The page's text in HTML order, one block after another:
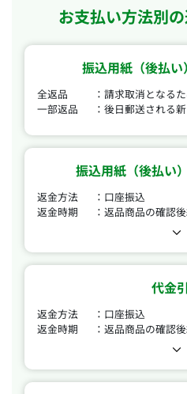
お支払い方法別
振込用紙（後払い
全返品
請求取消となる
一部返品
後日郵送される
振込用紙（後払い
返金方法
口座振込
返金時期
返品商品の確認
代金
返金方法
口座振込
返金時期
返品商品の確認